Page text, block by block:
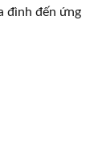
đình đến ứng